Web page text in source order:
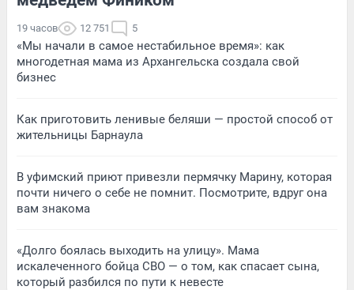
19 часов 12 751 5
«Мы начали в самое нестабильное время»: как
многодетная мама из Архангельска создала свой
бизнес
Как приготовить ленивые беляши — простой способ от
жительницы Барнаула
В уфимский приют привезли пермячку Марину, которая
почти ничего о себе не помнит. Посмотрите, вдруг она
вам знакома
«Долго боялась выходить на улицу». Мама
искалеченного бойца СВО — о том, как спасает сына,
который разбился по пути к невесте